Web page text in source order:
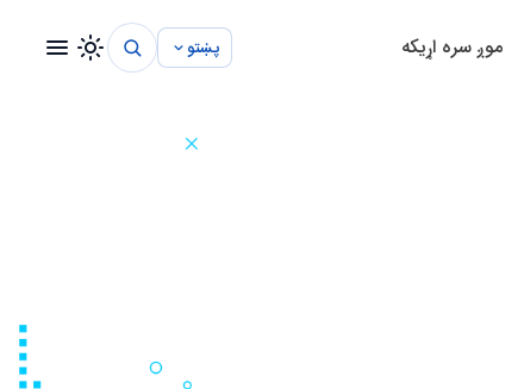
موږ سره اړيکه پښتو